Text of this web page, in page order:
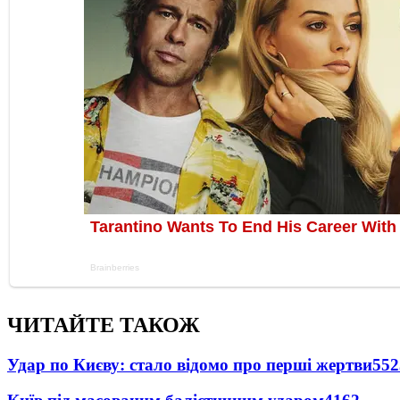
ЧИТАЙТЕ ТАКОЖ
Удар по Києву: стало відомо про перші жертви